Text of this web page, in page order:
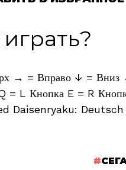
→ = Вправо ↓ = Вниз
= L Кнопка E = R
Daisenryaku: